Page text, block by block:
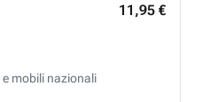
11,95 €
mobili nazionali